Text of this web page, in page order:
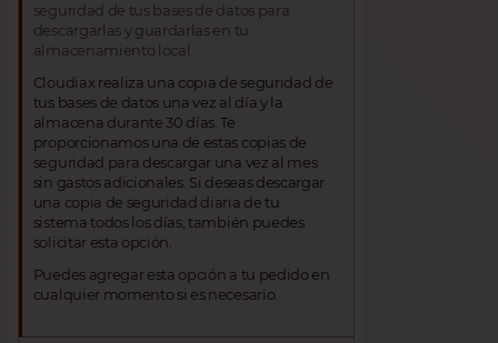
seguridad de tus bases de datos para
descargarlas y guardarlas en tu
almacenamiento local.
Cloudiax realiza una copia de seguridad de
tus bases de datos una vez al día y la
almacena durante 30 días. Te
proporcionamos una de estas copias de
seguridad para descargar una vez al mes
sin gastos adicionales. Si deseas descargar
una copia de seguridad diaria de tu
sistema todos los días, también puedes
solicitar esta opción.
Puedes agregar esta opción a tu pedido en
cualquier momento si es necesario.